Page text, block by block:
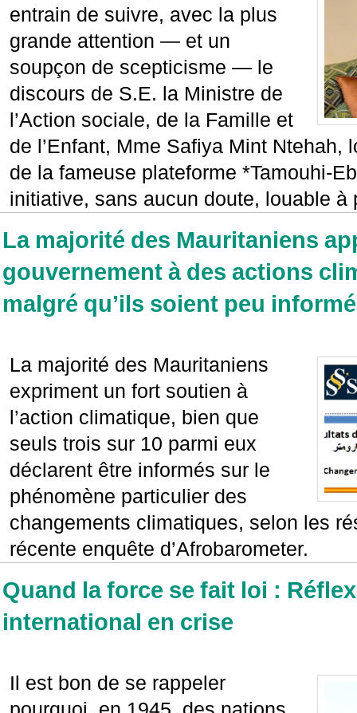
entrain de suivre, avec la plus
grande attention — et un
soupçon de scepticisme — le
discours de S.E. la Ministre de
l’Action sociale, de la Famille et
de l’Enfant, Mme Safiya Mint Ntehah,
de la fameuse plateforme *Tamouhi-
initiative, sans aucun doute, louable à
La majorité des Mauritaniens
gouvernement à des actions
malgré qu’ils soient peu
La majorité des Mauritaniens
expriment un fort soutien à
l’action climatique, bien que
seuls trois sur 10 parmi eux
déclarent être informés sur le
phénomène particulier des
changements climatiques, selon les
récente enquête d’Afrobarometer.
Quand la force se fait loi :
international en crise
Il est bon de se rappeler